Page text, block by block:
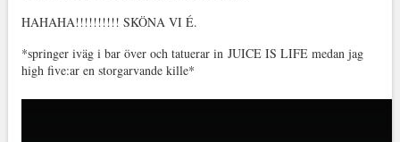
HAHAHA!!!!!!!!!! SKÖNA VI É.
*springer iväg i bar över och tatuerar in JUICE IS LIFE medan jag
high five:ar en storgarvande kille*